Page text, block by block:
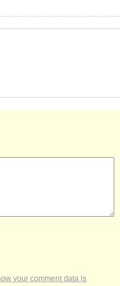
your comment data is